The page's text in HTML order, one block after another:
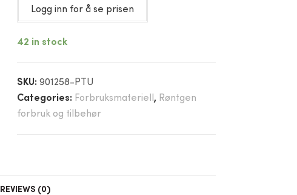
Logg inn for å se prisen
42 in stock
SKU:901258-PTU
Categories: Forbruksmateriell, Røntgen
forbruk og tilbehør
REVIEWS (0)